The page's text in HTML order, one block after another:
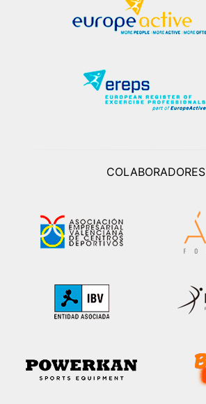
COLABORADORES